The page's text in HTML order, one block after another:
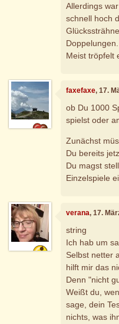
Allerdings
schnell hoch
Doppelungen.
Meist tröpfelt
faxefaxe, 17.
ob Du 1000
spielst oder
Zunächst
Du bereits
Du magst
Einzelspiele
verana, 17.
string
Ich hab um
Selbst netter
hilft mir das
Denn "nicht
Weißt du,
sage, dein
nichts, was